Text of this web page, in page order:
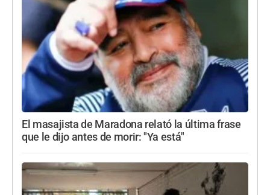
El masajista de Maradona relató la última frase
que le dijo antes de morir: "Ya está"